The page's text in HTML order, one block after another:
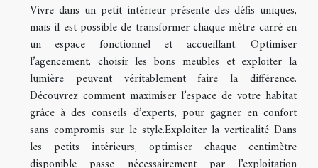
Vivre dans un petit intérieur présente des défis uniques,
mais il est possible de transformer chaque mètre carré en
un espace fonctionnel et accueillant. Optimiser
l’agencement, choisir les bons meubles et exploiter la
lumière peuvent véritablement faire la différence.
Découvrez comment maximiser l’espace de votre habitat
grâce à des conseils d’experts, pour gagner en confort
sans compromis sur le style.Exploiter la verticalité Dans
les petits intérieurs, optimiser chaque centimètre